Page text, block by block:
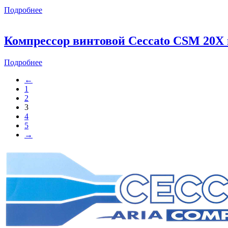
Подробнее
Компрессор винтовой Ceccato CSM 20X
Подробнее
←
1
2
3
4
5
→